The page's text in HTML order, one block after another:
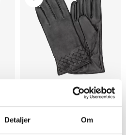
Detaljer Om
Damehansker Lammeskinn
HK Handskkompaniet
NOK 599